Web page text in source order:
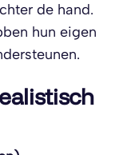
de hand.
hun eigen